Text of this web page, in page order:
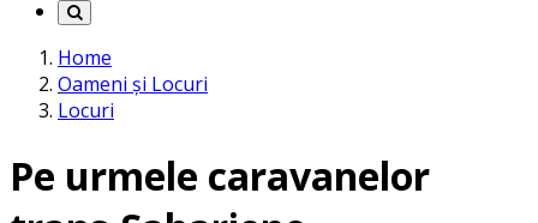
Home
Oameni și Locuri
Locuri
Pe urmele caravanelor